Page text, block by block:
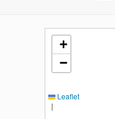
+
−
Leaflet
|